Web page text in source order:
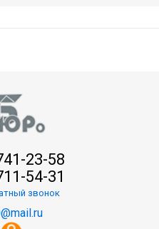
23-58
54-31
звонок